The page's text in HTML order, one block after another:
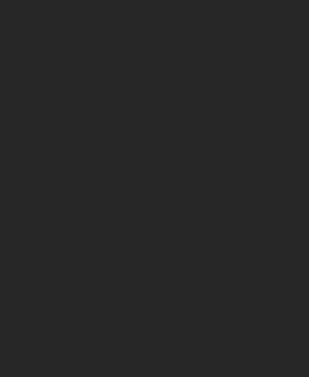
op scherp zetten. Kruip